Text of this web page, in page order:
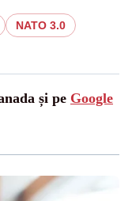
NATO 3.0
și pe Google